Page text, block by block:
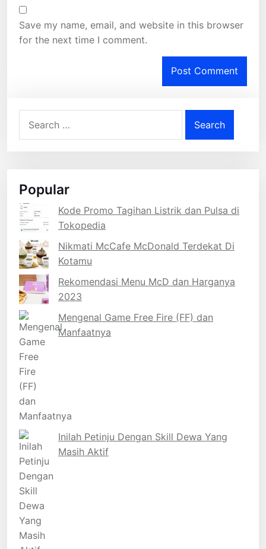
Save my name, email, and website in this browser
for the next time I comment.
for:
Popular
Kode Promo Tagihan Listrik dan Pulsa di
Tokopedia
Nikmati McCafe McDonald Terdekat Di
Kotamu
Rekomendasi Menu McD dan Harganya
2023
Mengenal Game Free Fire (FF) dan
Manfaatnya
Inilah Petinju Dengan Skill Dewa Yang
Masih Aktif